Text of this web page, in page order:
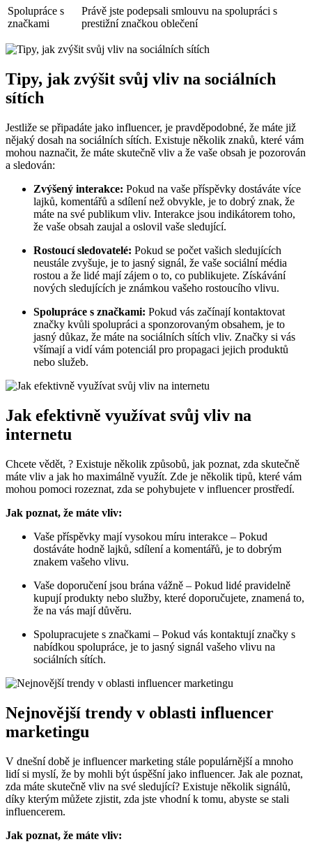
Spolupráce s
značkami
Právě jste podepsali smlouvu na spolupráci s
prestižní značkou oblečení
Tipy, jak zvýšit svůj vliv na sociálních
sítích
Jestliže se připadáte jako influencer, je pravděpodobné, že máte již
nějaký dosah na sociálních sítích. Existuje několik znaků, které vám
mohou naznačit, že máte skutečně vliv a že vaše obsah je pozorován
a sledován:
Zvýšený interakce: Pokud na vaše příspěvky dostáváte více
lajků, komentářů a sdílení než obvykle, je to dobrý znak, že
máte na své publikum vliv. Interakce jsou indikátorem toho,
že vaše obsah zaujal a oslovil vaše sledující.
Rostoucí sledovatelé: Pokud se počet vašich sledujících
neustále zvyšuje, je to jasný signál, že vaše sociální média
rostou a že lidé mají zájem o to, co publikujete. Získávání
nových sledujících je známkou vašeho rostoucího vlivu.
Spolupráce s značkami: Pokud vás začínají kontaktovat
značky kvůli spolupráci a sponzorovaným obsahem, je to
jasný důkaz, že máte na sociálních sítích vliv. Značky si vás
všímají a vidí vám potenciál pro propagaci jejich produktů
nebo služeb.
Jak efektivně využívat svůj vliv na
internetu
Chcete vědět, ? Existuje několik způsobů, jak poznat, zda skutečně
máte vliv a jak ho maximálně využít. Zde je několik tipů, které vám
mohou pomoci rozeznat, zda se pohybujete v influencer prostředí.
Jak poznat, že máte vliv:
Vaše příspěvky mají vysokou míru interakce – Pokud
dostáváte hodně lajků, sdílení a komentářů, je to dobrým
znakem vašeho vlivu.
Vaše doporučení jsou brána vážně – Pokud lidé pravidelně
kupují produkty nebo služby, které doporučujete, znamená to,
že na vás mají důvěru.
Spolupracujete s značkami – Pokud vás kontaktují značky s
nabídkou spolupráce, je to jasný signál vašeho vlivu na
sociálních sítích.
Nejnovější trendy v oblasti influencer
marketingu
V dnešní době je influencer marketing stále populárnější a mnoho
lidí si myslí, že by mohli být úspěšní jako influencer. Jak ale poznat,
zda máte skutečně vliv na své sledující? Existuje několik signálů,
díky kterým můžete zjistit, zda jste vhodní k tomu, abyste se stali
influencerem.
Jak poznat, že máte vliv: